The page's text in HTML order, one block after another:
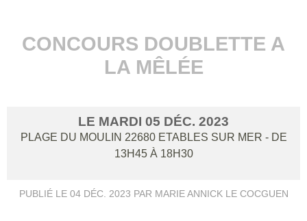
CONCOURS DOUBLETTE A
LA MÊLÉE
LE MARDI 05 DÉC. 2023
PLAGE DU MOULIN 22680 ETABLES SUR MER - DE
13H45 À 18H30
PUBLIÉ LE 04 DÉC. 2023 PAR MARIE ANNICK LE COCGUEN